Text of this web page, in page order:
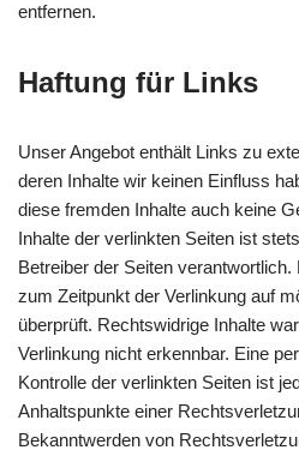
entfernen.
Haftung für Links
Unser Angebot enthält Links zu
deren Inhalte wir keinen Einfluss
diese fremden Inhalte auch keine
Inhalte der verlinkten Seiten ist
Betreiber der Seiten
zum Zeitpunkt der Verlinkung auf
überprüft. Rechtswidrige Inhalte
Verlinkung nicht erkennbar. Eine
Kontrolle der verlinkten Seiten ist
Anhaltspunkte einer
Bekanntwerden von